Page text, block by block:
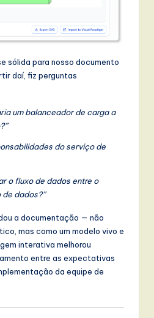
sólida para nosso documento
daí, fiz perguntas
um balanceador de carga a
do serviço de
o fluxo de dados entre o
dados?”
a documentação — não
mas como um modelo vivo e
interativa melhorou
entre as expectativas
da equipe de